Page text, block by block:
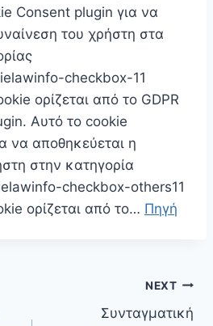
Consent plugin για να
του χρήστη στα
checkbox-11
ορίζεται από το GDPR
Αυτό το cookie
να αποθηκεύεται η
στην κατηγορία
checkbox-others11
ορίζεται από το… Πηγή
NEXT
Συνταγματική